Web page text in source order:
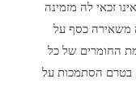
זכאי לה מזמינה
משאירה כסף על
החומרים של כל
בטרם הסתמכות על